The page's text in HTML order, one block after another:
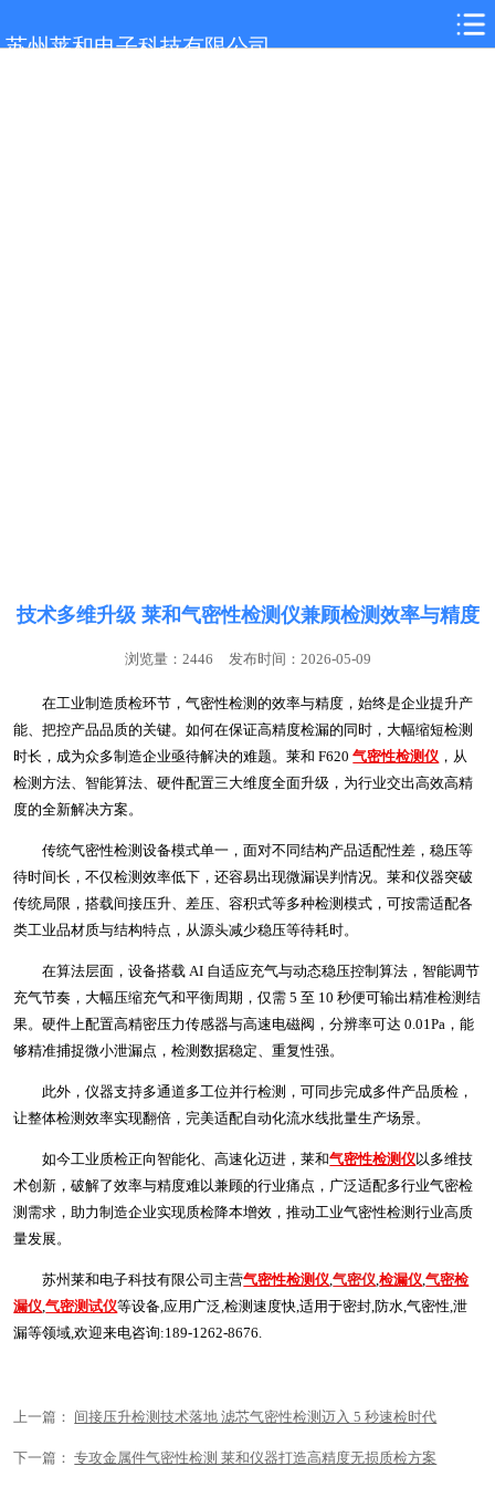
苏州莱和电子科技有限公司
网站首页
技术多维升级 莱和气密性检测仪兼顾检测效率与精度
浏览量：2446 发布时间：2026-05-09
在工业制造质检环节，气密性检测的效率与精度，始终是企业提升产
能、把控产品品质的关键。如何在保证高精度检漏的同时，大幅缩短检测
时长，成为众多制造企业亟待解决的难题。莱和 F620气密性检测仪 ，从
检测方法、智能算法、硬件配置三大维度全面升级，为行业交出高效高精
度的全新解决方案。
传统气密性检测设备模式单一，面对不同结构产品适配性差，稳压等
待时间长，不仅检测效率低下，还容易出现微漏误判情况。莱和仪器突破
传统局限，搭载间接压升、差压、容积式等多种检测模式，可按需适配各
类工业品材质与结构特点，从源头减少稳压等待耗时。
在算法层面，设备搭载 AI 自适应充气与动态稳压控制算法，智能调节
充气节奏，大幅压缩充气和平衡周期，仅需 5 至 10 秒便可输出精准检测结
果。硬件上配置高精密压力传感器与高速电磁阀，分辨率可达 0.01Pa，能
够精准捕捉微小泄漏点，检测数据稳定、重复性强。
此外，仪器支持多通道多工位并行检测，可同步完成多件产品质检，
让整体检测效率实现翻倍，完美适配自动化流水线批量生产场景。
如今工业质检正向智能化、高速化迈进，莱和气密性检测仪以多维技
术创新，破解了效率与精度难以兼顾的行业痛点，广泛适配多行业气密检
测需求，助力制造企业实现质检降本增效，推动工业气密性检测行业高质
量发展。
苏州莱和电子科技有限公司主营气密性检测仪,气密仪,检漏仪,气密检
漏仪,气密测试仪等设备,应用广泛,检测速度快,适用于密封,防水,气密性,泄
漏等领域,欢迎来电咨询:189-1262-8676.
上一篇： 间接压升检测技术落地 滤芯气密性检测迈入 5 秒速检时代
下一篇：专攻金属件气密性检测 莱和仪器打造高精度无损质检方案